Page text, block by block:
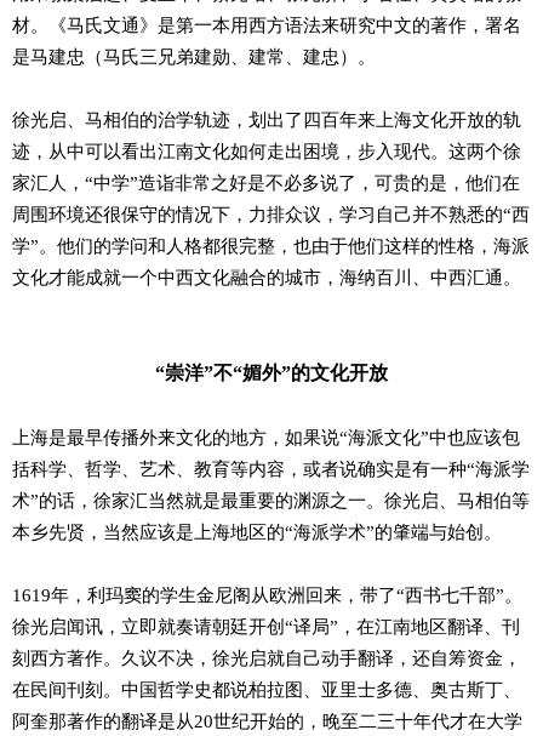
材。《马氏文通》是第一本用西方语法来研究中文的著作，署名
是马建忠（马氏三兄弟建勋、建常、建忠）。
徐光启、马相伯的治学轨迹，划出了四百年来上海文化开放的轨
迹，从中可以看出江南文化如何走出困境，步入现代。这两个徐
家汇人，“中学”造诣非常之好是不必多说了，可贵的是，他们在
周围环境还很保守的情况下，力排众议，学习自己并不熟悉的“西
学”。他们的学问和人格都很完整，也由于他们这样的性格，海派
文化才能成就一个中西文化融合的城市，海纳百川、中西汇通。
“崇洋”不“媚外”的文化开放
上海是最早传播外来文化的地方，如果说“海派文化”中也应该包
括科学、哲学、艺术、教育等内容，或者说确实是有一种“海派学
术”的话，徐家汇当然就是最重要的渊源之一。徐光启、马相伯等
本乡先贤，当然应该是上海地区的“海派学术”的肇端与始创。
1619年，利玛窦的学生金尼阁从欧洲回来，带了“西书七千部”。
徐光启闻讯，立即就奏请朝廷开创“译局”，在江南地区翻译、刊
刻西方著作。久议不决，徐光启就自己动手翻译，还自筹资金，
在民间刊刻。中国哲学史都说柏拉图、亚里士多德、奥古斯丁、
阿奎那著作的翻译是从20世纪开始的，晚至二三十年代才在大学